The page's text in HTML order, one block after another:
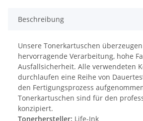
Beschreibung
Unsere Tonerkartuschen
hervorragende Verarbeitung, hohe
Ausfallsicherheit. Alle verwendeten
durchlaufen eine Reihe von
den Fertigungsprozess
Tonerkartuschen sind für den
konzipiert.
Tonerhersteller: Life-Ink